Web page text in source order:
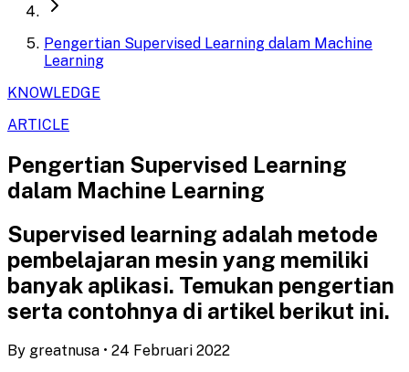
Pengertian Supervised Learning dalam Machine
Learning
KNOWLEDGE
ARTICLE
Pengertian Supervised Learning
dalam Machine Learning
Supervised learning adalah metode
pembelajaran mesin yang memiliki
banyak aplikasi. Temukan pengertian
serta contohnya di artikel berikut ini.
By greatnusa • 24 Februari 2022